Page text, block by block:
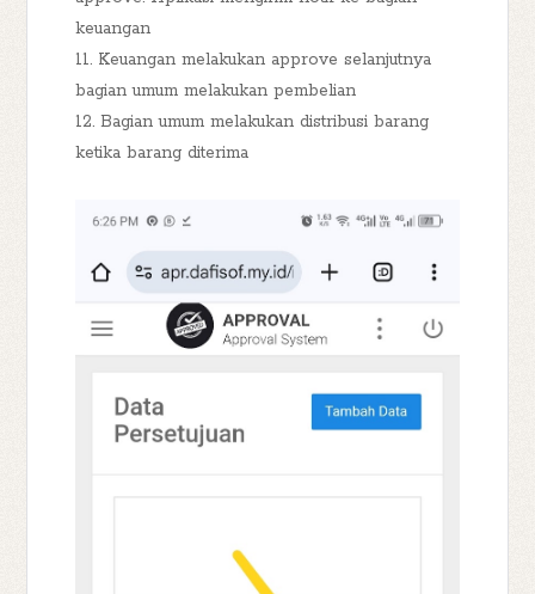
keuangan
11. Keuangan melakukan approve selanjutnya
bagian umum melakukan pembelian
12. Bagian umum melakukan distribusi barang
ketika barang diterima